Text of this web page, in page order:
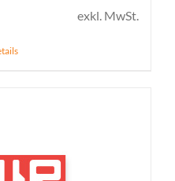
exkl. MwSt.